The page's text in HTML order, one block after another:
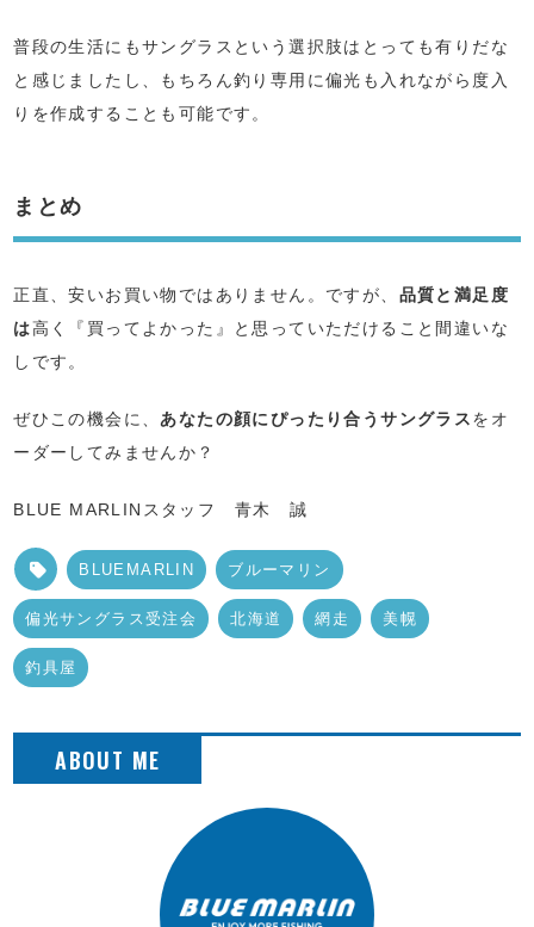
普段の生活にもサングラスという選択肢はとっても有りだな
と感じましたし、もちろん釣り専用に偏光も入れながら度入
りを作成することも可能です。
まとめ
正直、安いお買い物ではありません。ですが、 品質と満足度
は高く『買ってよかった』と思っていただけること間違いな
しです。
ぜひこの機会に、 あなたの顔にぴったり合うサングラスをオ
ーダーしてみませんか？
BLUE MARLINスタッフ 青木 誠
BLUEMARLIN ブルーマリン
偏光サングラス受注会 北海道 網走 美幌
釣具屋